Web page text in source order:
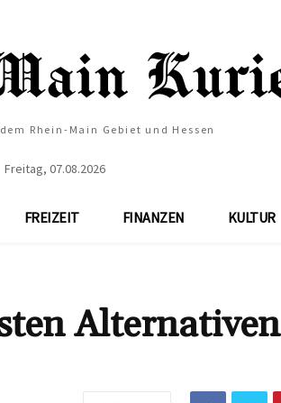
Rhein-Main Gebiet und Hessen
Freitag, 07.08.2026
FREIZEIT FINANZEN KULTUR
Alternativen